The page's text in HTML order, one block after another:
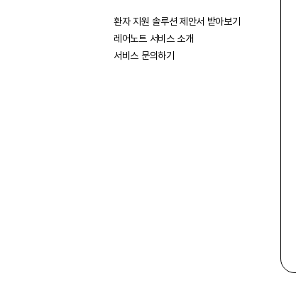
환자 지원 솔루션 제안서 받아보기
레어노트 서비스 소개
서비스 문의하기